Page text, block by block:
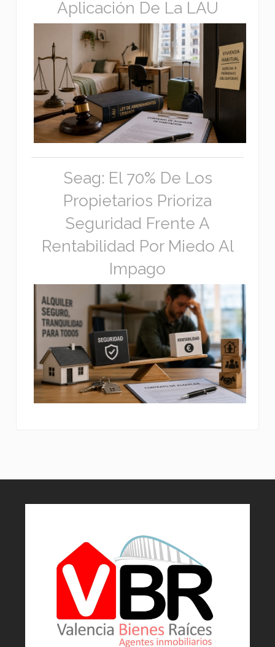
Aplicación De La LAU
Seag: El 70% De Los
Propietarios Prioriza
Seguridad Frente A
Rentabilidad Por Miedo Al
Impago